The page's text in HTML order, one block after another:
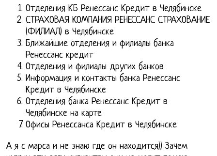
Отделения КБ Ренессанс Кредит в Челябинске
СТРАХОВАЯ КОМПАНИЯ РЕНЕССАНС СТРАХОВАНИЕ
(ФИЛИАЛ) в Челябинске
Ближайшие отделения и филиалы банка
Ренессанс кредит
Отделения и филиалы других банков
Информация и контакты банка Ренессанс
Кредит в Челябинске
Отделения банка Ренессанс Кредит в
Челябинске на карте
Офисы Ренессанса Кредит в Челябинске
А я с марса и не знаю где он находится)) Зачем